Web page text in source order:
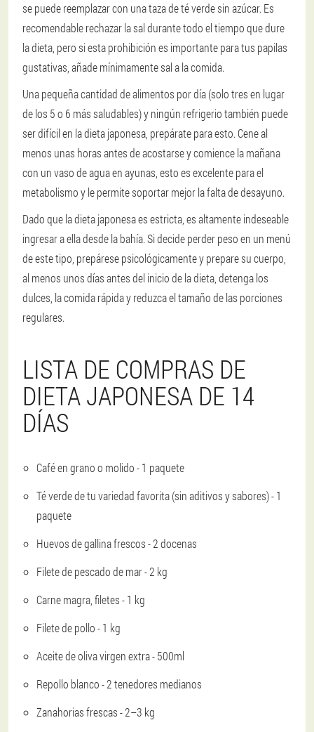
se puede reemplazar con una taza de té verde sin azúcar. Es
recomendable rechazar la sal durante todo el tiempo que dure
la dieta, pero si esta prohibición es importante para tus papilas
gustativas, añade mínimamente sal a la comida.
Una pequeña cantidad de alimentos por día (solo tres en lugar
de los 5 o 6 más saludables) y ningún refrigerio también puede
ser difícil en la dieta japonesa, prepárate para esto. Cene al
menos unas horas antes de acostarse y comience la mañana
con un vaso de agua en ayunas, esto es excelente para el
metabolismo y le permite soportar mejor la falta de desayuno.
Dado que la dieta japonesa es estricta, es altamente indeseable
ingresar a ella desde la bahía. Si decide perder peso en un menú
de este tipo, prepárese psicológicamente y prepare su cuerpo,
al menos unos días antes del inicio de la dieta, detenga los
dulces, la comida rápida y reduzca el tamaño de las porciones
regulares.
LISTA DE COMPRAS DE
DIETA JAPONESA DE 14
DÍAS
Café en grano o molido - 1 paquete
Té verde de tu variedad favorita (sin aditivos y sabores) - 1
paquete
Huevos de gallina frescos - 2 docenas
Filete de pescado de mar - 2 kg
Carne magra, filetes - 1 kg
Filete de pollo - 1 kg
Aceite de oliva virgen extra - 500ml
Repollo blanco - 2 tenedores medianos
Zanahorias frescas - 2–3 kg